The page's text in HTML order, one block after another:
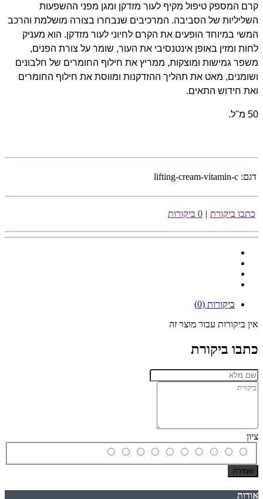
קרם המספק טיפול מקיף לעור מזדקן ומגן מפני ההשפעות
השליליות של הסביבה. המרכיבים שנבחרו בצורה מושלמת והרכב
המשי במיוחד הופעים את הקרם לחיוני לעור מזדקן. הוא מעניק
לחות ומזין באופן אינטנסיבי את העור, שומר על צורת הפנים,
משפר גמישות ומוצקות, ממריץ את חילוף החומרים של חלבונים
ושומנים, מאט את תהליך ההזדקנות ומווסת את חילוף החומרים
ואת חידוש התאים.
50 מ''ל.
דגם: lifting-cream-vitamin-c
כתבו ביקורת | 0 ביקורות
ביקורות (0)
אין ביקורות עבור מוצר זה
כתבו ביקורת
ציון
שמירה
אודות